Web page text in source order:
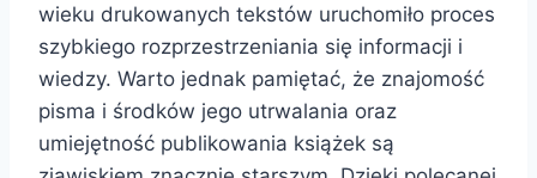
wieku drukowanych tekstów uruchomiło proces
szybkiego rozprzestrzeniania się informacji i
wiedzy. Warto jednak pamiętać, że znajomość
pisma i środków jego utrwalania oraz
umiejętność publikowania książek są